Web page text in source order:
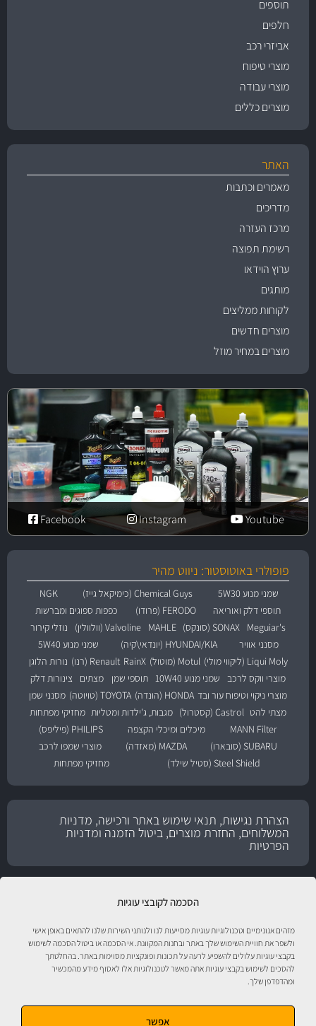
הסכמה לקובצי עוגיות
מזהים אנונימיים וטכנולוגיות עוגיות מסייעות לנו ולנותני השירות שלנו להתאים באופן אישי
ולשפר את חוויית השימוש שלך באתר ובחנות המקוונת. אי הסכמה או ביטול הסכמה לשימוש
בקבצי עוגיות עלולים להשפיע לרעה על תכונות ופונקציות מסוימות באתר. בהחלטתך
להסכים לשימוש בקבצי עוגיות אתה מאשר לטכנולוגיות אלו לאסוף מידע מהמכשיר
ומהדפדפן שלך.
אפשר
תוספים
חלפים
אביזרי רכב
מוצרי טיפוח
מוצרי עבודה
מוצרים כללים
האתר
מאמרים וכתבות
מדריכים
מרכז העזרה
רשימת תפוצה
ערוץ הוידאו
מותגים
לקוחות ממליצים
מוצרים חדשים
מוצרים במחיר מוזל
Youtube
Instagram
Facebook
פופולרי באוטוסטור: ניווט מהיר
שמני מנוע 5W30 Chemical Guys (כימיקאל גייז)
NGK
תוספי דלק ואוריאה
FERODO (פרודו)
כפפות ספוגים ומברשות
Meguiar's
SONAX (סונקס) MAHLE Valvoline (וולוולין)
נוזלי קירור
מסנני אוויר
HYUNDAI/KIA (יונדאי\קיה)
שמני מנוע 5W40
Liqui Moly (ליקווי מולי)
Motul (מוטול) RainX Renault (רנו)
נורות הלוגן
מוצרי ווקס לרכב
שמני מנוע 10W40 תוספי שמן מצתים
צינורות דלק
מוצרי ניקוי וטיפוח עור ובד HONDA (הונדה) TOYOTA (טויוטה)
מסנני שמן
מצתי להט Castrol (קסטרול) מגבות, ג'ילדות ומטליות מחזיקי מפתחות
MANN Filter
מיכלים ומיכלי הקצפה
PHILIPS (פיליפס)
SUBARU (סובארו)
MAZDA (מאזדה)
מוצרי שמפו לרכב
Steel Shield (סטיל שילד)
מחזיקי מפתחות
הצהרת נגישות, תנאי שימוש באתר ורכישה, מדניות
המשלוחים, החזרת מוצרים, ביטול הזמנה ומדניות
הפרטיות